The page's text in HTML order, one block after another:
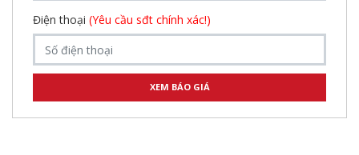
Điện thoại (Yêu cầu sđt chính xác!)